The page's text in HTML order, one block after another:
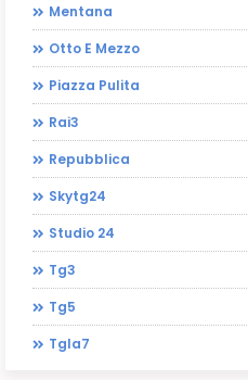
Mentana
Otto E Mezzo
Piazza Pulita
Rai3
Repubblica
Skytg24
Studio 24
Tg3
Tg5
Tgla7